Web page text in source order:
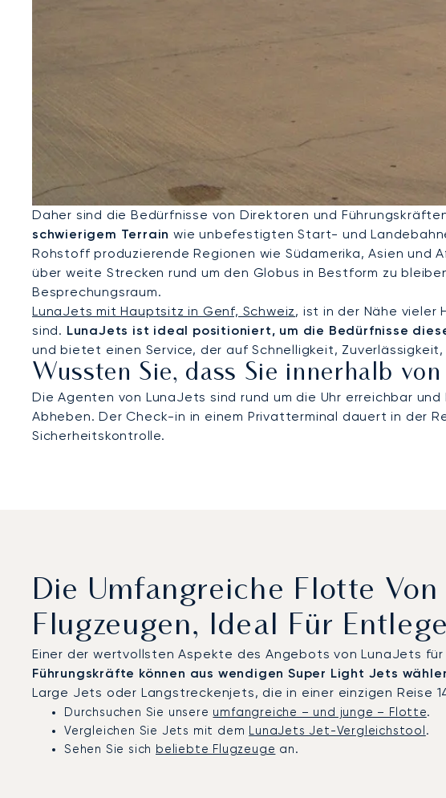
Daher sind die Bedürfnisse von Direktoren und
schwierigem Terrainwie unbefestigten Start- und
Rohstoff produzierende Regionen wie Südamerika, Asien und
über weite Strecken rund um den Globus in Bestform zu
Besprechungsraum.
LunaJets mit Hauptsitz in Genf, Schweiz, ist in der Nähe
sind. LunaJets ist ideal positioniert, um die Bedürfnisse
und bietet einen Service, der auf Schnelligkeit,
Wussten Sie, dass Sie innerhalb
Die Agenten von LunaJets sind rund um die Uhr erreichbar
Abheben. Der Check-in in einem Privatterminal dauert in der
Sicherheitskontrolle.
Die Umfangreiche Flotte
Flugzeugen, Ideal Für
Einer der wertvollsten Aspekte des Angebots von LunaJets
Führungskräfte können aus wendigen Super Light Jets
Large Jets oder Langstreckenjets, die in einer einzigen Reise
Durchsuchen Sie unsere umfangreiche – und junge – Flotte.
Vergleichen Sie Jets mit dem LunaJets Jet-Vergleichstool.
Sehen Sie sich beliebte Flugzeuge an.